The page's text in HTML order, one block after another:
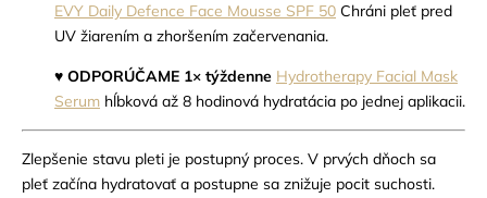
EVY Daily Defence Face Mousse SPF 50 Chráni pleť pred
UV žiarením a zhoršením začervenania.
♥ ODPORÚČAME 1× týždenne Hydrotherapy Facial Mask
Serum hĺbková až 8 hodinová hydratácia po jednej aplikacii.
Zlepšenie stavu pleti je postupný proces. V prvých dňoch sa
pleť začína hydratovať a postupne sa znižuje pocit suchosti.